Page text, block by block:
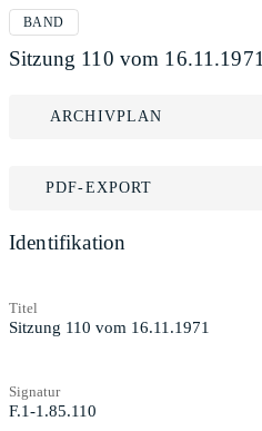
BAND
Sitzung 110 vom 16.11.1971
ARCHIVPLAN
PDF-EXPORT
Identifikation
Titel
Sitzung 110 vom 16.11.1971
Signatur
F.1-1.85.110